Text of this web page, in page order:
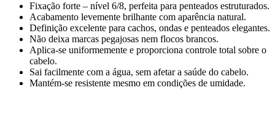
Fixação forte – nível 6/8, perfeita para penteados estruturados.
Acabamento levemente brilhante com aparência natural.
Definição excelente para cachos, ondas e penteados elegantes.
Não deixa marcas pegajosas nem flocos brancos.
Aplica-se uniformemente e proporciona controle total sobre o
cabelo.
Sai facilmente com a água, sem afetar a saúde do cabelo.
Mantém-se resistente mesmo em condições de umidade.